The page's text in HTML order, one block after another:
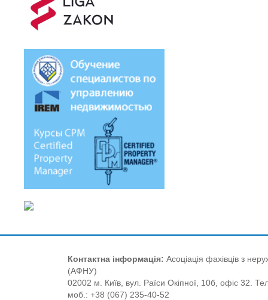
Контактна інформація: Асоціація фахівців з
(АФНУ)
02002 м. Київ, вул. Раїси Окіпної, 10б, офіс 32.
моб.: +38 (067) 235-40-52